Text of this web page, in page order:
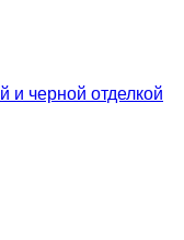
и черной отделкой